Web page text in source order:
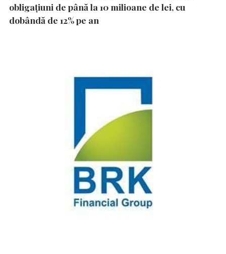
obligațiuni de până la 10 milioane de lei, cu
dobândă de 12% pe an